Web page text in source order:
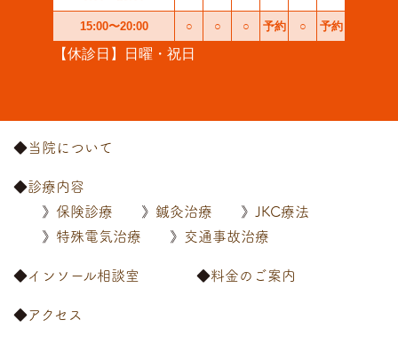
15:00〜20:00 ○ ○ ○ 予約 ○ 予約
【休診日】日曜・祝日
当院について
診療内容
保険診療
鍼灸治療
JKC療法
特殊電気治療
交通事故治療
インソール相談室 料金のご案内
アクセス